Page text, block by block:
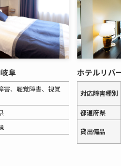
阜
害、聴覚障害、視覚
ホテルリバ
対応障害種別
都道府県
貸出備品